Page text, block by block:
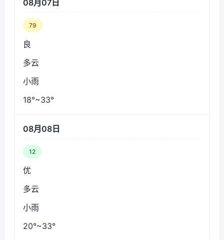
08月07日
79
良
多云
小雨
18°~33°
08月08日
12
优
多云
小雨
20°~33°